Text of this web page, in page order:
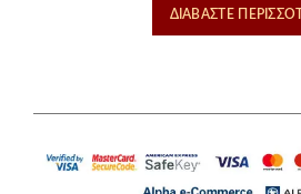
was:
ΔΙΑΒΆΣΤΕ